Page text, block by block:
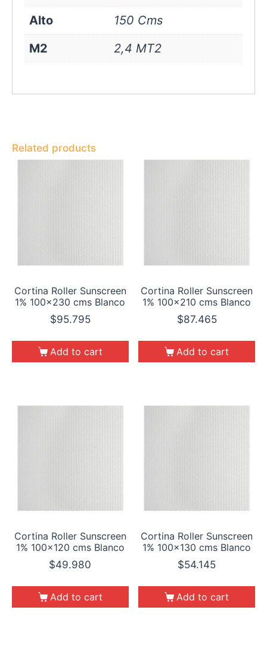
Alto
150 Cms
M2
2,4 MT2
Related products
Cortina Roller Sunscreen
1% 100×230 cms Blanco
$95.795
Add to cart
Cortina Roller Sunscreen
1% 100×210 cms Blanco
$87.465
Add to cart
Cortina Roller Sunscreen
1% 100×120 cms Blanco
$49.980
Add to cart
Cortina Roller Sunscreen
1% 100×130 cms Blanco
$54.145
Add to cart